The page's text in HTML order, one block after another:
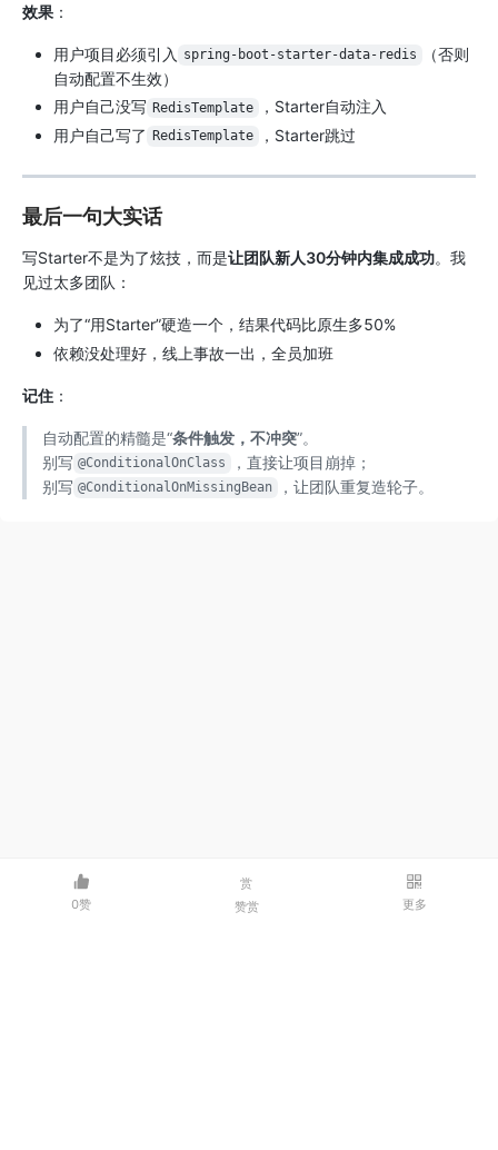
效果 ：
用户项目必须引入 spring-boot-starter-data-redis
（否则
自动配置不生效）
用户自己没写 RedisTemplate
，Starter自动注入
用户自己写了
RedisTemplate ，Starter跳过
最后一句大实话
写Starter不是为了炫技，而是让团队新人30分钟内集成成功。我
见过太多团队：
为了“用Starter”硬造一个，结果代码比原生多50%
依赖没处理好，线上事故一出，全员加班
记住 ：
自动配置的精髓是“条件触发，不冲突”。
别写 @ConditionalOnClass
，直接让项目崩掉；
别写 @ConditionalOnMissingBean ，让团队重复造轮子。
0赞
赏
赞赏
更多